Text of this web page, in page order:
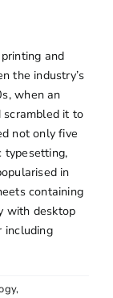
and
the industry’s
when an
it to
not only five
typesetting,
in
containing
with desktop
including
,